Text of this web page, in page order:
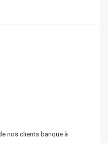
nos clients banque à